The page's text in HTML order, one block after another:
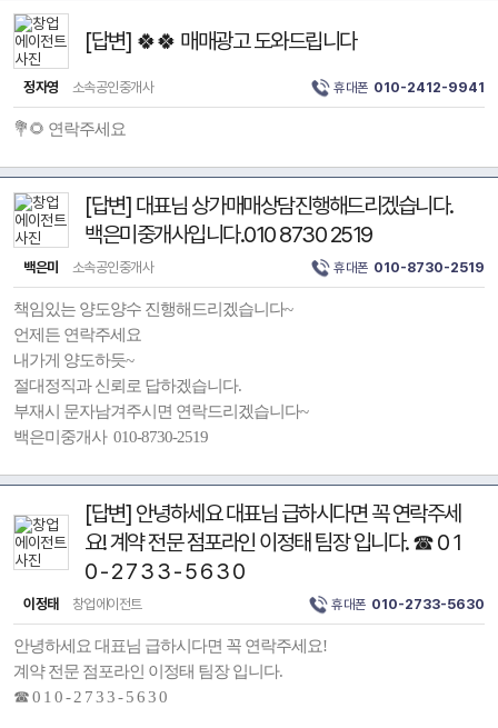
[답변] 🍀🍀 매매광고 도와드립니다
정자영 소속공인중개사 휴대폰 010-2412-9941
💐🌻 연락주세요
[답변] 대표님 상가매매상담진행해드리겠습니다.
백은미중개사입니다.010 8730 2519
백은미 소속공인중개사 휴대폰 010-8730-2519
책임있는 양도양수 진행해드리겠습니다~
언제든 연락주세요
내가게 양도하듯~
절대정직과 신뢰로 답하겠습니다.
부재시 문자남겨주시면 연락드리겠습니다~
백은미중개사 010-8730-2519
[답변] 안녕하세요 대표님 급하시다면 꼭 연락주세
요! 계약 전문 점포라인 이정태 팀장 입니다. ☎ 0 1
0 - 2 7 3 3 - 5 6 3 0
이정태 창업에이전트 휴대폰 010-2733-5630
안녕하세요 대표님 급하시다면 꼭 연락주세요!
계약 전문 점포라인 이정태 팀장 입니다.
☎ 0 1 0 - 2 7 3 3 - 5 6 3 0